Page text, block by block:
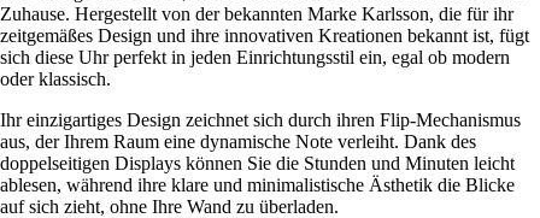
Zuhause. Hergestellt von der bekannten Marke Karlsson, die für ihr
zeitgemäßes Design und ihre innovativen Kreationen bekannt ist, fügt
sich diese Uhr perfekt in jeden Einrichtungsstil ein, egal ob modern
oder klassisch.
Ihr einzigartiges Design zeichnet sich durch ihren Flip-Mechanismus
aus, der Ihrem Raum eine dynamische Note verleiht. Dank des
doppelseitigen Displays können Sie die Stunden und Minuten leicht
ablesen, während ihre klare und minimalistische Ästhetik die Blicke
auf sich zieht, ohne Ihre Wand zu überladen.